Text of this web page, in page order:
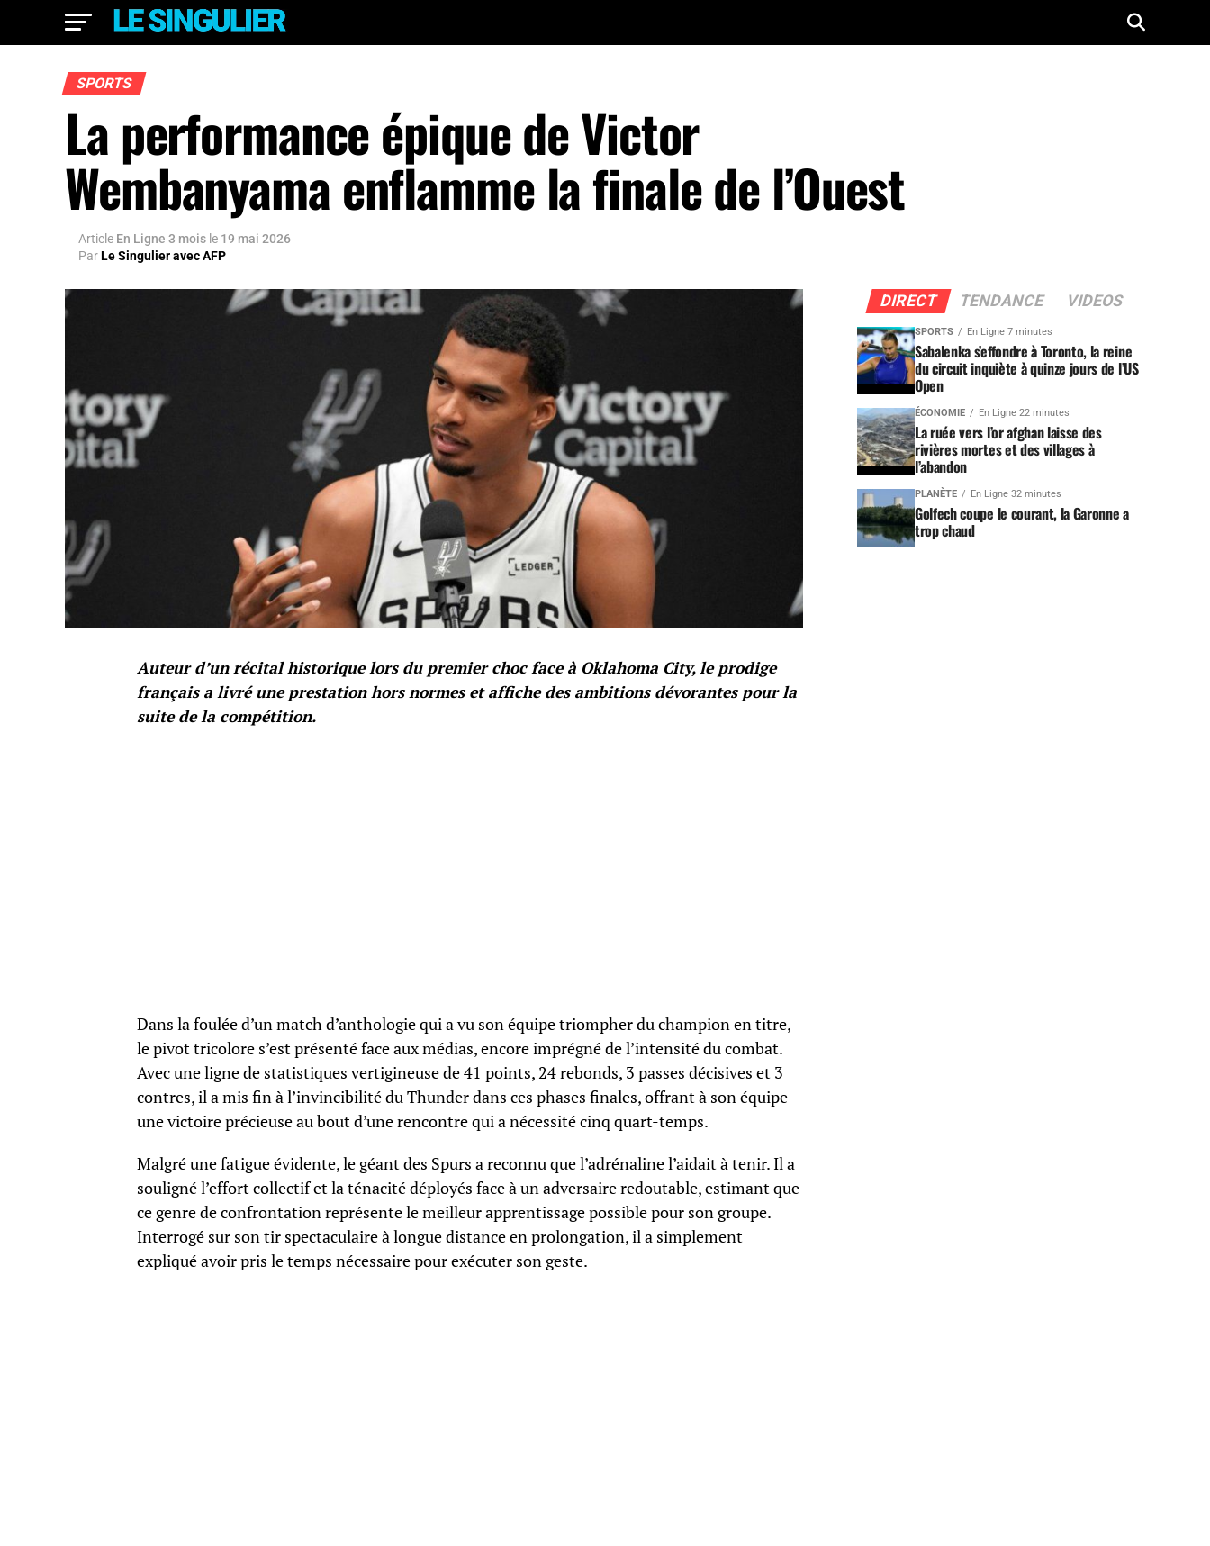
SPORTS
La performance épique de Victor
Wembanyama enflamme la finale de l’Ouest
Article En Ligne 3 mois le 19 mai 2026
ParLe Singulier avec AFP
Auteur d’un récital historique lors du premier choc face à Oklahoma City, le prodige
français a livré une prestation hors normes et affiche des ambitions dévorantes pour la
suite de la compétition.
Dans la foulée d’un match d’anthologie qui a vu son équipe triompher du champion en titre,
le pivot tricolore s’est présenté face aux médias, encore imprégné de l’intensité du combat.
Avec une ligne de statistiques vertigineuse de 41 points, 24 rebonds, 3 passes décisives et 3
contres, il a mis fin à l’invincibilité du Thunder dans ces phases finales, offrant à son équipe
une victoire précieuse au bout d’une rencontre qui a nécessité cinq quart-temps.
Malgré une fatigue évidente, le géant des Spurs a reconnu que l’adrénaline l’aidait à tenir. Il a
souligné l’effort collectif et la ténacité déployés face à un adversaire redoutable, estimant que
ce genre de confrontation représente le meilleur apprentissage possible pour son groupe.
Interrogé sur son tir spectaculaire à longue distance en prolongation, il a simplement
expliqué avoir pris le temps nécessaire pour exécuter son geste.
DIRECT TENDANCE VIDEOS
SPORTS En Ligne 7 minutes
Sabalenka s’effondre à Toronto, la reine
du circuit inquiète à quinze jours de l’US
Open
ÉCONOMIE En Ligne 22 minutes
La ruée vers l’or afghan laisse des
rivières mortes et des villages à
l’abandon
PLANÈTE En Ligne 32 minutes
Golfech coupe le courant, la Garonne a
trop chaud